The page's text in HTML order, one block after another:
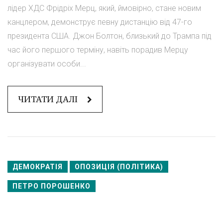
лідер ХДС Фрідріх Мерц, який, ймовірно, стане новим
канцлером, демонструє певну дистанцію від 47-го
президента США. Джон Болтон, близький до Трампа під
час його першого терміну, навіть порадив Мерцу
організувати особи...
ЧИТАТИ ДАЛІ
ДЕМОКРАТІЯ ОПОЗИЦІЯ (ПОЛІТИКА)
ПЕТРО ПОРОШЕНКО